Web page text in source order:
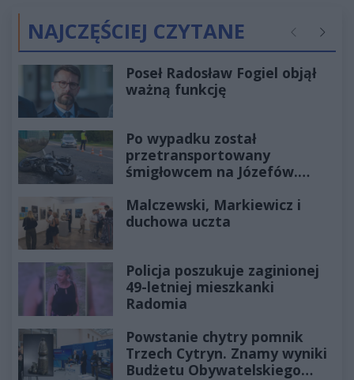
NAJCZĘŚCIEJ CZYTANE Poprzednie
Poseł Radosław Fogiel objął
ważną funkcję
Po wypadku został
przetransportowany
śmigłowcem na Józefów.
Malczewski, Markiewicz i
duchowa uczta
Policja poszukuje zaginionej
49-letniej mieszkanki
Radomia
Powstanie chytry pomnik
Trzech Cytryn. Znamy wyniki
Budżetu Obywatelskiego